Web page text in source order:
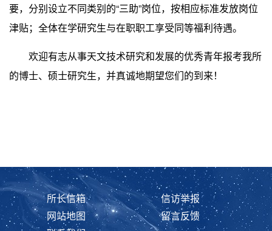
要，分别设立不同类别的“三助”岗位，按相应标准发放岗位
津贴；全体在学研究生与在职职工享受同等福利待遇。
欢迎有志从事天文技术研究和发展的优秀青年报考我所
的博士、硕士研究生，并真诚地期望您们的到来！
所长信箱
信访举报
网站地图
留言反馈